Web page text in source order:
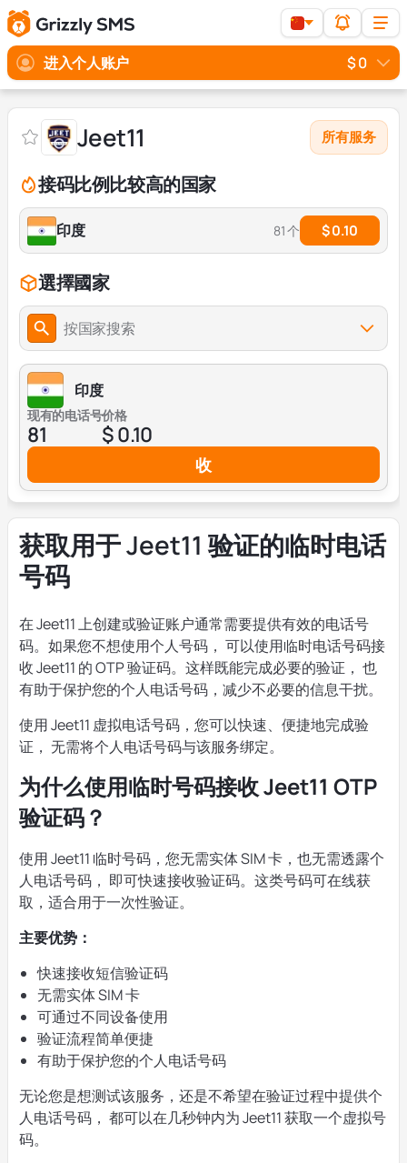
进入个人账户 $ 0
Jeet11 所有服务
接码比例比较高的国家
印度 81 个 $ 0.10
選擇國家
按国家搜索
印度
现有的电话号
81
价格
$ 0.10
收
获取用于 Jeet11 验证的临时电话
号码
在 Jeet11 上创建或验证账户通常需要提供有效的电话号
码。如果您不想使用个人号码， 可以使用临时电话号码接
收 Jeet11 的 OTP 验证码。这样既能完成必要的验证， 也
有助于保护您的个人电话号码，减少不必要的信息干扰。
使用 Jeet11 虚拟电话号码，您可以快速、便捷地完成验
证， 无需将个人电话号码与该服务绑定。
为什么使用临时号码接收 Jeet11 OTP
验证码？
使用 Jeet11 临时号码，您无需实体 SIM 卡，也无需透露个
人电话号码， 即可快速接收验证码。这类号码可在线获
取，适合用于一次性验证。
主要优势：
快速接收短信验证码
无需实体 SIM 卡
可通过不同设备使用
验证流程简单便捷
有助于保护您的个人电话号码
无论您是想测试该服务，还是不希望在验证过程中提供个
人电话号码， 都可以在几秒钟内为 Jeet11 获取一个虚拟号
码。